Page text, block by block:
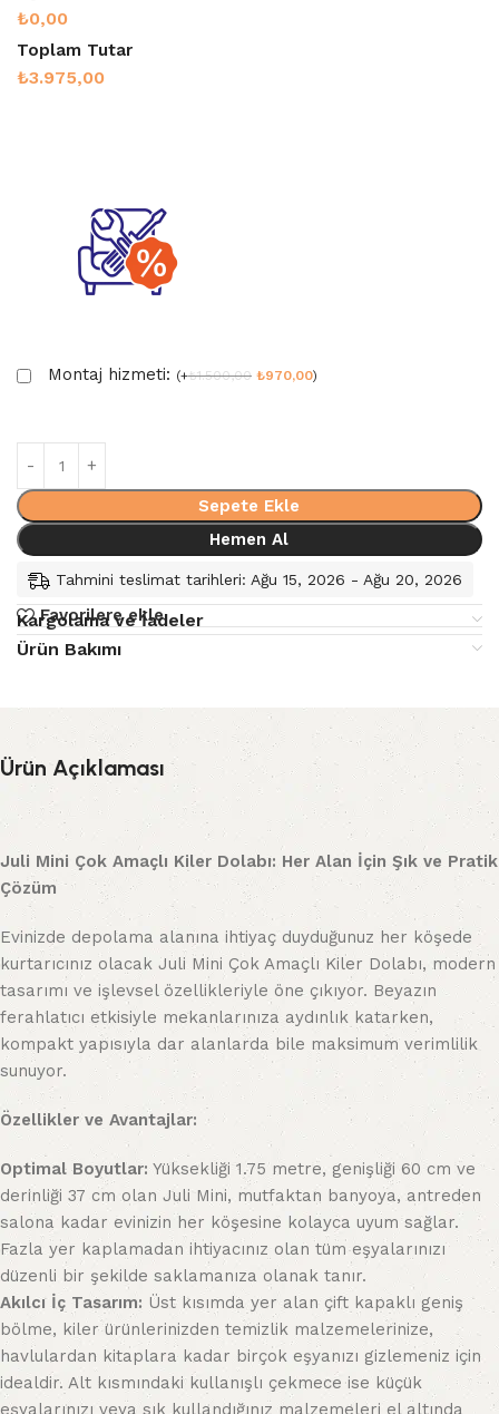
₺0,00
Toplam Tutar
₺3.975,00
Montaj hizmeti: (+₺1.500,00 ₺970,00)
Sepete Ekle
Hemen Al
Tahmini teslimat tarihleri: Ağu 15, 2026 - Ağu 20, 2026
Favorilere ekle
Kargolama ve İadeler
Ürün Bakımı
Ürün Açıklaması
Juli Mini Çok Amaçlı Kiler Dolabı: Her Alan İçin Şık ve Pratik
Çözüm
Evinizde depolama alanına ihtiyaç duyduğunuz her köşede
kurtarıcınız olacak Juli Mini Çok Amaçlı Kiler Dolabı, modern
tasarımı ve işlevsel özellikleriyle öne çıkıyor. Beyazın
ferahlatıcı etkisiyle mekanlarınıza aydınlık katarken,
kompakt yapısıyla dar alanlarda bile maksimum verimlilik
sunuyor.
Özellikler ve Avantajlar:
Optimal Boyutlar:Yüksekliği 1.75 metre, genişliği 60 cm ve
derinliği 37 cm olan Juli Mini, mutfaktan banyoya, antreden
salona kadar evinizin her köşesine kolayca uyum sağlar.
Fazla yer kaplamadan ihtiyacınız olan tüm eşyalarınızı
düzenli bir şekilde saklamanıza olanak tanır.
Akılcı İç Tasarım: Üst kısımda yer alan çift kapaklı geniş
bölme, kiler ürünlerinizden temizlik malzemelerinize,
havlulardan kitaplara kadar birçok eşyanızı gizlemeniz için
idealdir. Alt kısmındaki kullanışlı çekmece ise küçük
eşyalarınızı veya sık kullandığınız malzemeleri el altında